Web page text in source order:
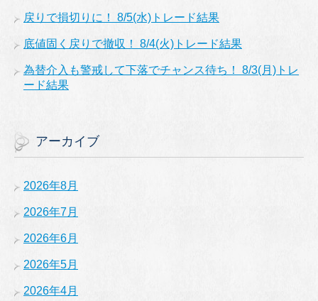
戻りで損切りに！ 8/5(水)トレード結果
底値固く戻りで撤収！ 8/4(火)トレード結果
為替介入も警戒して下落でチャンス待ち！ 8/3(月)トレ
ード結果
アーカイブ
2026年8月
2026年7月
2026年6月
2026年5月
2026年4月